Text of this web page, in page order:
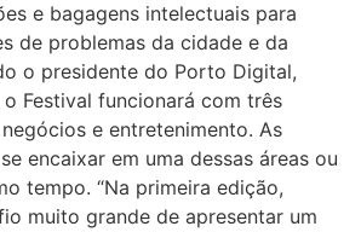
e bagagens intelectuais para
de problemas da cidade e da
o presidente do Porto Digital,
Festival funcionará com três
e entretenimento. As
encaixar em uma dessas áreas ou
tempo. “Na primeira edição,
muito grande de apresentar um